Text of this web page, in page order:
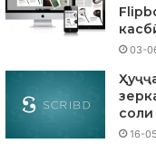
03-
16-